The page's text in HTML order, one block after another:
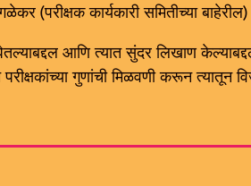
(परीक्षक कार्यकारी समितीच्या बाहेरील)
घेतल्याबद्दल आणि त्यात सुंदर लिखाण
गुणांची मिळवणी करून